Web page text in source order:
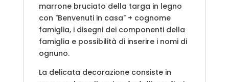
marrone bruciato della targa in legno
con "Benvenuti in casa" + cognome
famiglia, i disegni dei componenti della
famiglia e possibilità di inserire i nomi di
ognuno.
La delicata decorazione consiste in